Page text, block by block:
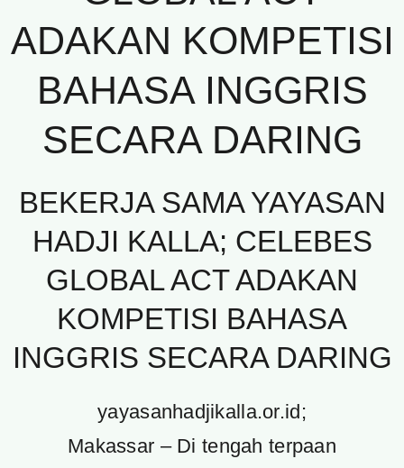
ADAKAN KOMPETISI
BAHASA INGGRIS
SECARA DARING
BEKERJA SAMA YAYASAN
HADJI KALLA; CELEBES
GLOBAL ACT ADAKAN
KOMPETISI BAHASA
INGGRIS SECARA DARING
yayasanhadjikalla.or.id;
Makassar – Di tengah terpaan